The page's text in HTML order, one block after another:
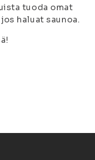
tuoda omat
haluat saunoa.